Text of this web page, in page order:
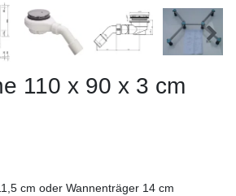
110 x 90 x 3 cm
cm oder Wannenträger 14 cm